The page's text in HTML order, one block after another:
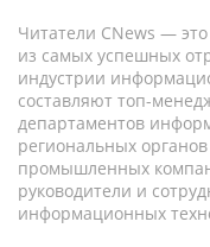
Читатели CNews —
из самых успешных
индустрии
составляют топ-
департаментов
региональных
промышленных
руководители и
информационных